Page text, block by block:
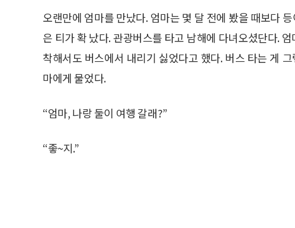
오랜만에 엄마를 만났다. 엄마는 몇 달 전에 봤을 때보다
은 티가 확 났다. 관광버스를 타고 남해에 다녀오셨단다.
착해서도 버스에서 내리기 싫었다고 했다. 버스 타는 게
마에게 물었다.
“엄마, 나랑 둘이 여행 갈래?”
“좋~지.”